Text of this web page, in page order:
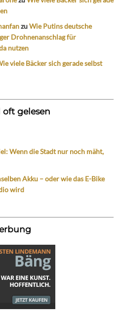
zuWie Putins deutsche
Drohnenanschlag für
nutzen
viele Bäcker sich gerade selbst
gelesen
Wenn die Stadt nur noch mäht,
Akku – oder wie das E-Bike
wird